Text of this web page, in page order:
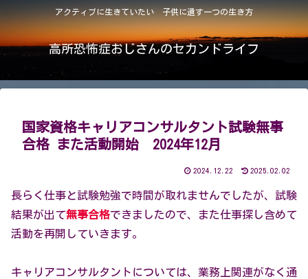
アクティブに生きていたい 子供に遺す一つの生き方
高所恐怖症おじさんのセカンドライフ
国家資格キャリアコンサルタント試験無事
合格 また活動開始 2024年12月
2024.12.22 2025.02.02
長らく仕事と試験勉強で時間が取れませんでしたが、試験
結果が出て無事合格できましたので、また仕事探し含めて
活動を再開していきます。
キャリアコンサルタントについては、業務上関連がなく通